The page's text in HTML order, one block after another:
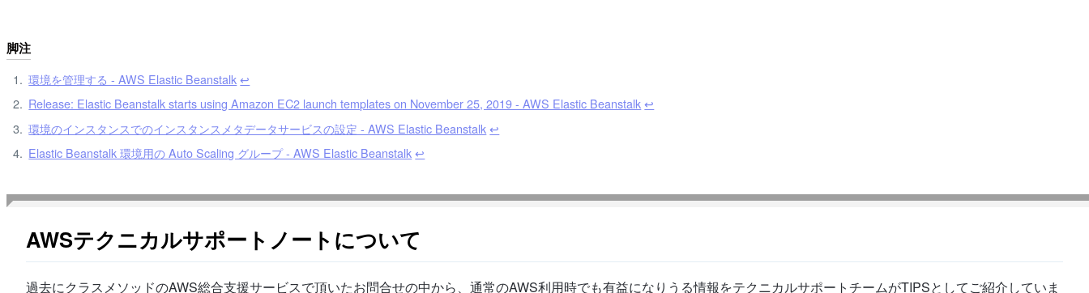
脚注
環境を管理する - AWS Elastic Beanstalk ↩︎
Release: Elastic Beanstalk starts using Amazon EC2 launch templates on November 25, 2019 - AWS Elastic Beanstalk ↩︎
環境のインスタンスでのインスタンスメタデータサービスの設定 - AWS Elastic Beanstalk ↩︎
Elastic Beanstalk 環境用の Auto Scaling グループ - AWS Elastic Beanstalk ↩︎
AWSテクニカルサポートノートについて
過去にクラスメソッドのAWS総合支援サービスで頂いたお問合せの中から、通常のAWS利用時でも有益になりうる情報をテクニカルサポートチームがTIPSとしてご紹介していま